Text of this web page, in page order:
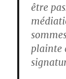
être
plainte